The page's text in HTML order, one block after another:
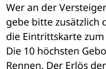
Wer an der
gebe bitte zusätzlich
die Eintrittskarte
Die 10 höchsten
Rennen. Der Erlös